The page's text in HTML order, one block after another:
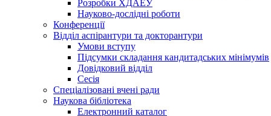
Розробки ХДАЕУ
Науково-дослідні роботи
Конференції
Відділ аспірантури та докторантури
Умови вступу
Підсумки складання кандитадських мінімумів
Довідковий відділ
Сесія
Спеціалізовані вчені ради
Наукова бібліотека
Електронний каталог